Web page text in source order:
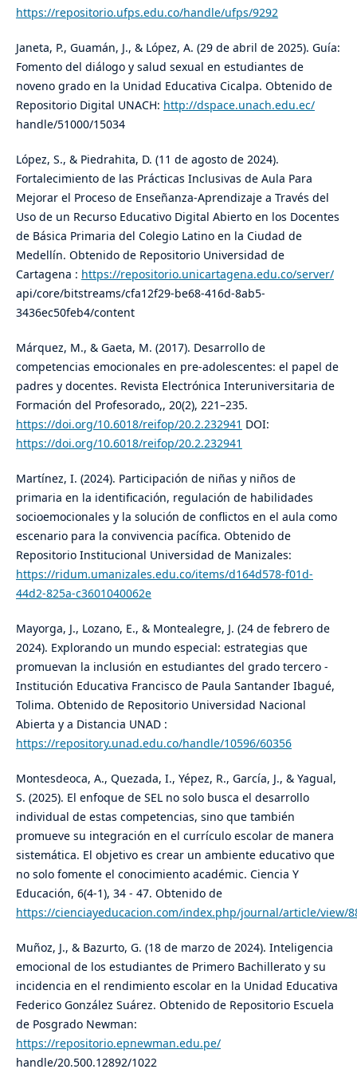
https://repositorio.ufps.edu.co/handle/ufps/9292
Janeta, P., Guamán, J., & López, A. (29 de abril de 2025). Guía:
Fomento del diálogo y salud sexual en estudiantes de
noveno grado en la Unidad Educativa Cicalpa. Obtenido de
Repositorio Digital UNACH: http://dspace.unach.edu.ec/
handle/51000/15034
López, S., & Piedrahita, D. (11 de agosto de 2024).
Fortalecimiento de las Prácticas Inclusivas de Aula Para
Mejorar el Proceso de Enseñanza-Aprendizaje a Través del
Uso de un Recurso Educativo Digital Abierto en los Docentes
de Básica Primaria del Colegio Latino en la Ciudad de
Medellín. Obtenido de Repositorio Universidad de
Cartagena : https://repositorio.unicartagena.edu.co/server/
api/core/bitstreams/cfa12f29-be68-416d-8ab5-
3436ec50feb4/content
Márquez, M., & Gaeta, M. (2017). Desarrollo de
competencias emocionales en pre-adolescentes: el papel de
padres y docentes. Revista Electrónica Interuniversitaria de
Formación del Profesorado,, 20(2), 221–235.
https://doi.org/10.6018/reifop/20.2.232941 DOI:
https://doi.org/10.6018/reifop/20.2.232941
Martínez, I. (2024). Participación de niñas y niños de
primaria en la identificación, regulación de habilidades
socioemocionales y la solución de conflictos en el aula como
escenario para la convivencia pacífica. Obtenido de
Repositorio Institucional Universidad de Manizales:
https://ridum.umanizales.edu.co/items/d164d578-f01d-
44d2-825a-c3601040062e
Mayorga, J., Lozano, E., & Montealegre, J. (24 de febrero de
2024). Explorando un mundo especial: estrategias que
promuevan la inclusión en estudiantes del grado tercero -
Institución Educativa Francisco de Paula Santander Ibagué,
Tolima. Obtenido de Repositorio Universidad Nacional
Abierta y a Distancia UNAD :
https://repository.unad.edu.co/handle/10596/60356
Montesdeoca, A., Quezada, I., Yépez, R., García, J., & Yagual,
S. (2025). El enfoque de SEL no solo busca el desarrollo
individual de estas competencias, sino que también
promueve su integración en el currículo escolar de manera
sistemática. El objetivo es crear un ambiente educativo que
no solo fomente el conocimiento académic. Ciencia Y
Educación, 6(4-1), 34 - 47. Obtenido de
https://cienciayeducacion.com/index.php/journal/article/view/
Muñoz, J., & Bazurto, G. (18 de marzo de 2024). Inteligencia
emocional de los estudiantes de Primero Bachillerato y su
incidencia en el rendimiento escolar en la Unidad Educativa
Federico González Suárez. Obtenido de Repositorio Escuela
de Posgrado Newman:
https://repositorio.epnewman.edu.pe/
handle/20.500.12892/1022